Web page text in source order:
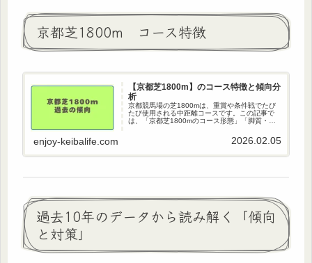
京都芝1800m コース特徴
【京都芝1800m】のコース特徴と傾向分
析
京都競馬場の芝1800mは、重賞や条件戦でたび
たび使用される中距離コースです。この記事で
は、「京都芝1800mのコース形態」「脚質・上
績」「種牡馬別成績」「予想のポイント」を中
enjoy-keibalife.com 2026.02.05
過去10年のデータから読み解く「傾向
と対策」